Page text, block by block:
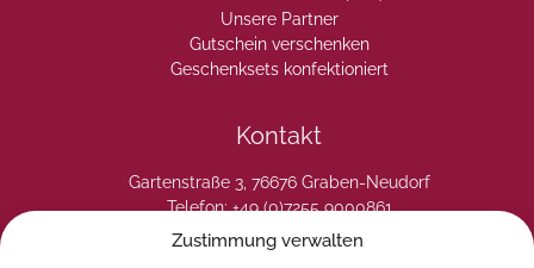
Zustimmung verwalten
Unsere Partner
Gutschein verschenken
Geschenksets konfektioniert
Kontakt
Gartenstraße 3, 76676 Graben-Neudorf
Telefon: +49 (0)7255 9000861
E-Fax: +49 (0)7255 9000865
E-Mail: info@laperladelgusto.de